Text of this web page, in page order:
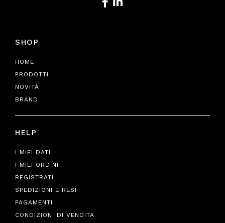
SHOP
HOME
PRODOTTI
NOVITÀ
BRAND
HELP
I MIEI DATI
I MIEI ORDINI
REGISTRATI
SPEDIZIONI E RESI
PAGAMENTI
CONDIZIONI DI VENDITA